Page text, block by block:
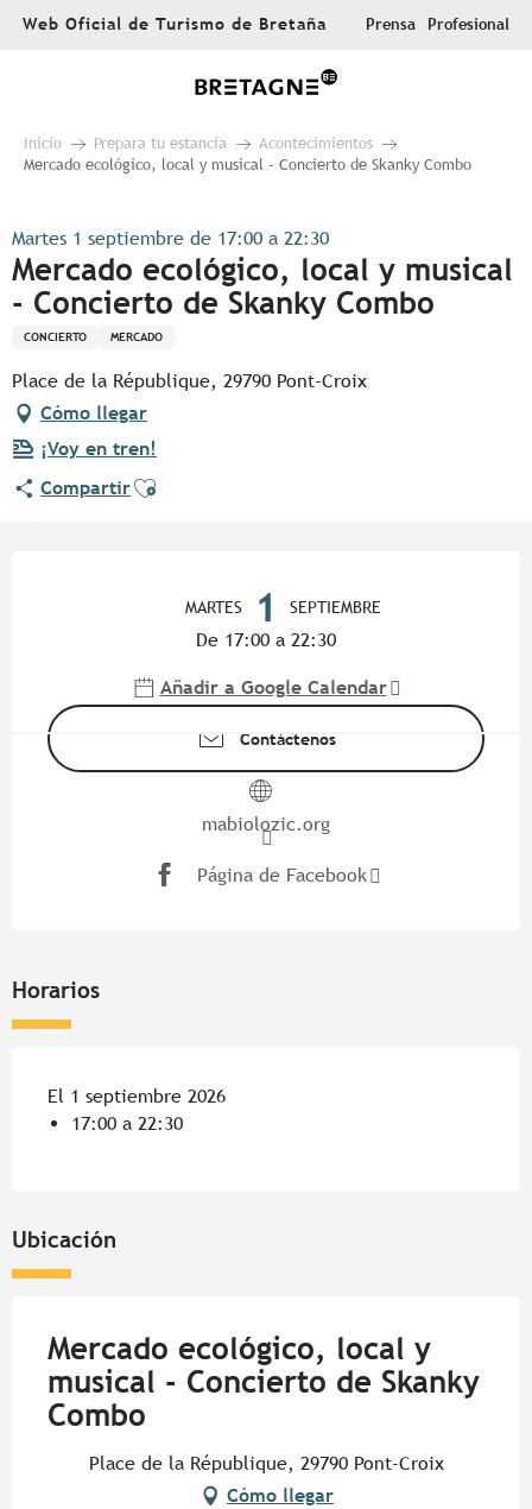
AllerWeb Oficial de Turismo de Bretaña Prensa Profesional
Inicio Prepara tu estancia
Acontecimientos
Mercado ecológico, local y musical - Concierto de Skanky Combo
Martes 1 septiembre de 17:00 a 22:30
Mercado ecológico, local y musical
- Concierto de Skanky Combo
CONCIERTO MERCADO
Place de la République, 29790 Pont-Croix
Cómo llegar
¡Voy en tren!
CompartirAjouter aux favoris
MARTES 1 SEPTIEMBRE
De 17:00 a 22:30
Añadir a Google Calendar
Contáctenos
mabiolozic.org
Página de Facebook
Horarios
El 1 septiembre 2026
17:00 a 22:30
Ubicación
Mercado ecológico, local y
musical - Concierto de Skanky
Combo
Place de la République, 29790 Pont-Croix
Cómo llegar